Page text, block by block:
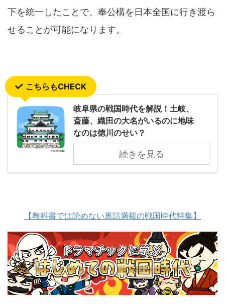
下を統一したことで、奉公構を日本全国に行き渡ら
せることが可能になります。
こちらもCHECK
岐阜県の戦国時代を解説！土岐、
斎藤、織田の大名がいるのに地味
なのは徳川のせい？
続きを見る
【教科書では読めない裏話満載の戦国時代特集】